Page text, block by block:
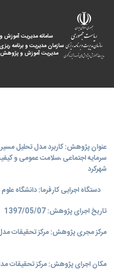
سامانه مدیریت آموزش
سازمان مدیریت و برنامه
مدیریت آموزش و پژوهش
عنوان پژوهش: کاربرد مدل تحلیل
سرمایه اجتماعی ،سلامت عمومی و
شهرکرد
دستگاه اجرایی کارفرما: دانشگاه
تاریخ اجرای پژوهش: 1397/05/07
مرکز مجری پژوهش: مرکز تحقیقات
مکان اجرای پژوهش: مرکز تحقیقات